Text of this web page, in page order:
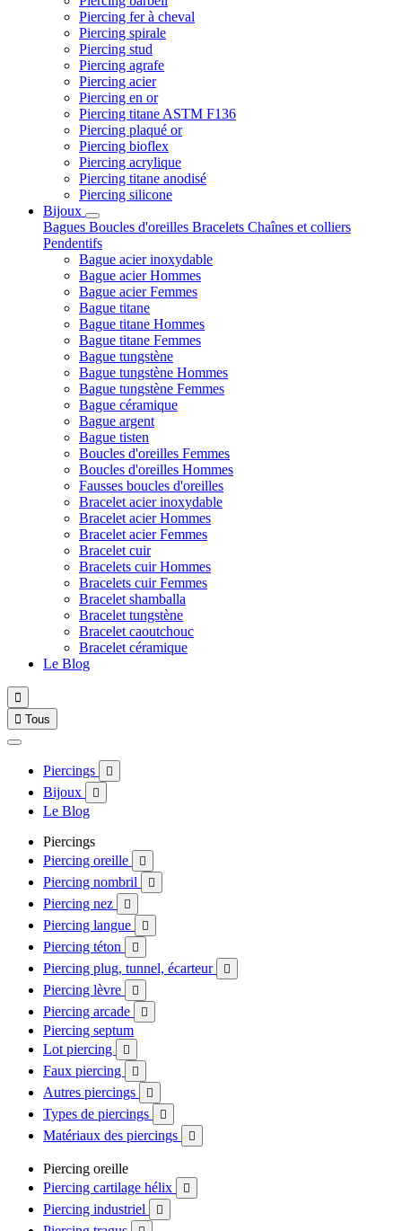
Piercing fer à cheval
Piercing spirale
Piercing stud
Piercing agrafe
Piercing acier
Piercing en or
Piercing titane ASTM F136
Piercing plaqué or
Piercing bioflex
Piercing acrylique
Piercing titane anodisé
Piercing silicone
Bijoux
Bagues Boucles d'oreilles Bracelets Chaînes et colliers
Pendentifs
Bague acier inoxydable
Bague acier Hommes
Bague acier Femmes
Bague titane
Bague titane Hommes
Bague titane Femmes
Bague tungstène
Bague tungstène Hommes
Bague tungstène Femmes
Bague céramique
Bague argent
Bague tisten
Boucles d'oreilles Femmes
Boucles d'oreilles Hommes
Fausses boucles d'oreilles
Bracelet acier inoxydable
Bracelet acier Hommes
Bracelet acier Femmes
Bracelet cuir
Bracelets cuir Hommes
Bracelets cuir Femmes
Bracelet shamballa
Bracelet tungstène
Bracelet caoutchouc
Bracelet céramique
Le Blog

 Tous
Piercings 
Bijoux 
Le Blog
Piercings
Piercing oreille

Piercing nombril 
Piercing nez 
Piercing langue 
Piercing téton 
Piercing plug, tunnel, écarteur 
Piercing lèvre 
Piercing arcade 
Piercing septum
Lot piercing

Faux piercing 
Autres piercings 
Types de piercings 
Matériaux des piercings 
Piercing oreille
Piercing cartilage hélix

Piercing industriel 